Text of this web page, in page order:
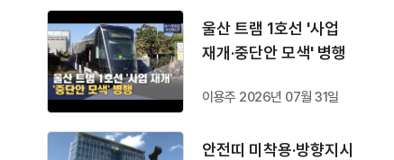
울산 트램 1호선 '사업
재개·중단안 모색' 병행
이용주 2026년 07월 31일
안전띠 미착용·방향지시